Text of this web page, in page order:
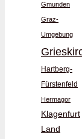
Gmunden
Graz-
Umgebung
Hartberg-
Fürstenfeld
Hermagor
Klagenfurt
Land